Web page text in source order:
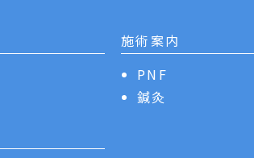
施術案内
PNF
鍼灸